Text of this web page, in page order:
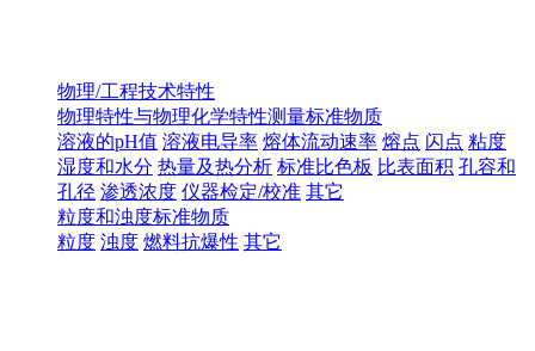
物理/工程技术特性
物理特性与物理化学特性测量标准物质
溶液的pH值 溶液电导率 熔体流动速率 熔点 闪点 粘度
湿度和水分 热量及热分析 标准比色板 比表面积 孔容和
孔径 渗透浓度 仪器检定/校准 其它
粒度和浊度标准物质
粒度 浊度 燃料抗爆性 其它